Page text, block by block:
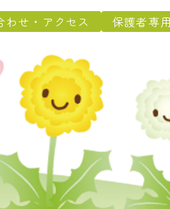
わせ・アクセス 保護者専